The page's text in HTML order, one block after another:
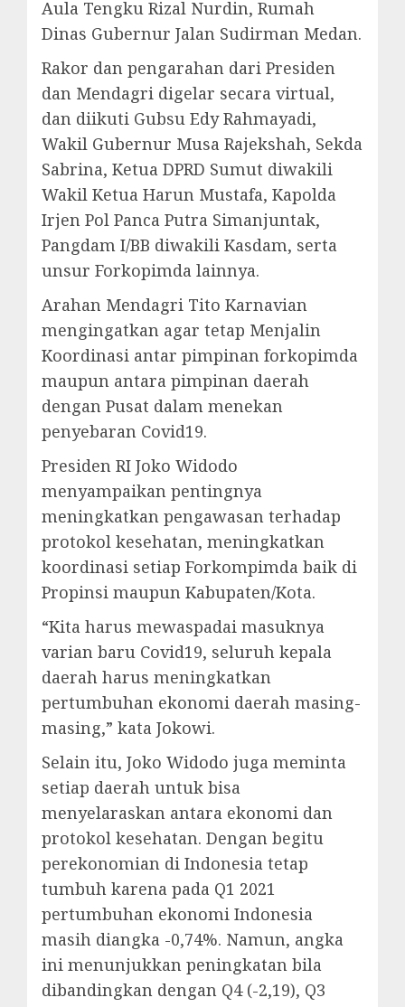
Aula Tengku Rizal Nurdin, Rumah
Dinas Gubernur Jalan Sudirman Medan.
Rakor dan pengarahan dari Presiden
dan Mendagri digelar secara virtual,
dan diikuti Gubsu Edy Rahmayadi,
Wakil Gubernur Musa Rajekshah, Sekda
Sabrina, Ketua DPRD Sumut diwakili
Wakil Ketua Harun Mustafa, Kapolda
Irjen Pol Panca Putra Simanjuntak,
Pangdam I/BB diwakili Kasdam, serta
unsur Forkopimda lainnya.
Arahan Mendagri Tito Karnavian
mengingatkan agar tetap Menjalin
Koordinasi antar pimpinan forkopimda
maupun antara pimpinan daerah
dengan Pusat dalam menekan
penyebaran Covid19.
Presiden RI Joko Widodo
menyampaikan pentingnya
meningkatkan pengawasan terhadap
protokol kesehatan, meningkatkan
koordinasi setiap Forkompimda baik di
Propinsi maupun Kabupaten/Kota.
“Kita harus mewaspadai masuknya
varian baru Covid19, seluruh kepala
daerah harus meningkatkan
pertumbuhan ekonomi daerah masing-
masing,” kata Jokowi.
Selain itu, Joko Widodo juga meminta
setiap daerah untuk bisa
menyelaraskan antara ekonomi dan
protokol kesehatan. Dengan begitu
perekonomian di Indonesia tetap
tumbuh karena pada Q1 2021
pertumbuhan ekonomi Indonesia
masih diangka -0,74%. Namun, angka
ini menunjukkan peningkatan bila
dibandingkan dengan Q4 (-2,19), Q3